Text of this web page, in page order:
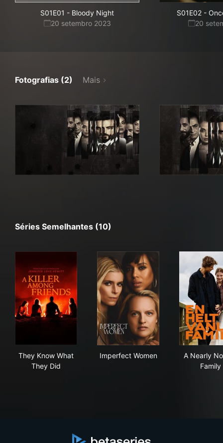
S01E01 - Bloody Night
20 setembro 2023
S01E02 -
20
Fotografias (2) Mais
Séries Semelhantes (10)
They Know What
They Did
Imperfect Women
A Nearly
Family